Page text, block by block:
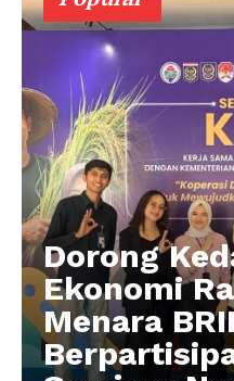
Dorong
Ekonomi
Menara